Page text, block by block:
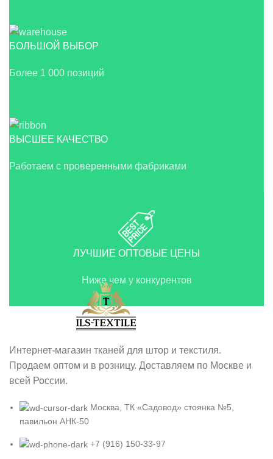
БОЛЬШОЙ ВЫБОР
Более 1 000 позиций
ВЫСШЕЕ КАЧЕСТВО
Работаем с проверенными фабриками
ЛУЧШИЕ ОПТОВЫЕ ЦЕНЫ
Ниже чем у конкурентов
Интернет-магазин тканей для штор и текстиля.
Продаем оптом и в розницу. Доставляем по Москве и
всей России.
Москва, ТК «Садовод» стоянка №5,
павильон АНК-50
+7 (916) 150-33-97